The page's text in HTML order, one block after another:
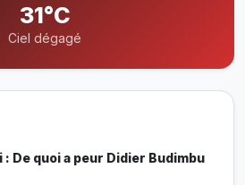
31°C
Ciel dégagé
De quoi a peur Didier Budimbu